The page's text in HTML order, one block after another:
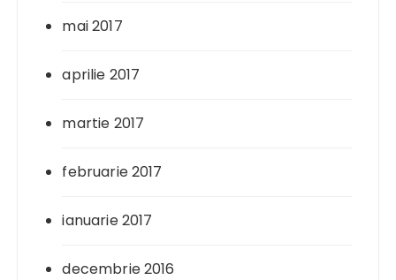
mai 2017
aprilie 2017
martie 2017
februarie 2017
ianuarie 2017
decembrie 2016